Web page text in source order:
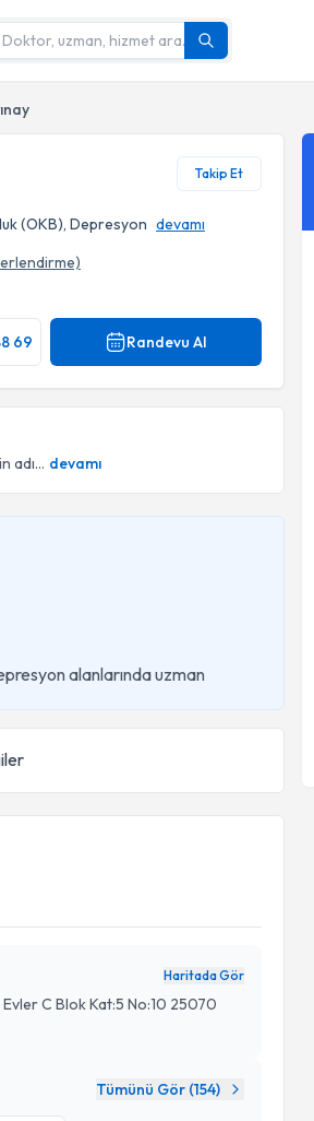
Takip Et
(OKB), Depresyon devamı
69 Randevu Al
adı... devamı
alanlarında uzman
Haritada Gör
C Blok Kat:5 No:10 25070
Tümünü Gör (154)